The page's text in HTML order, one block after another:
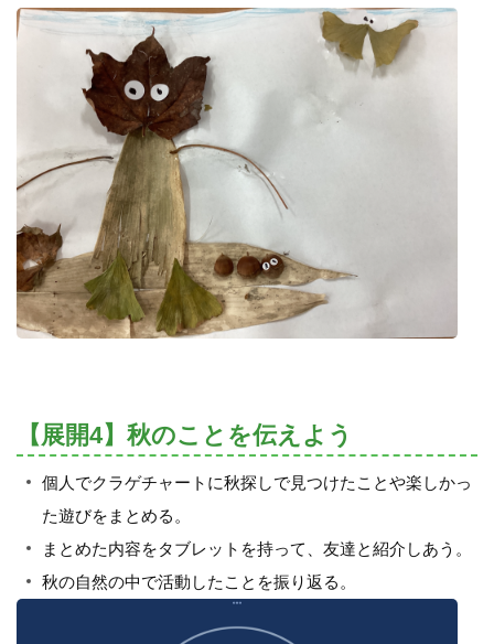
【展開4】秋のことを伝えよう
個人でクラゲチャートに秋探しで見つけたことや楽しかっ
た遊びをまとめる。
まとめた内容をタブレットを持って、友達と紹介しあう。
秋の自然の中で活動したことを振り返る。